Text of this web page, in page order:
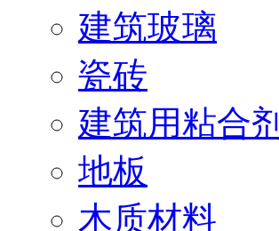
建筑玻璃
瓷砖
建筑用粘合剂
地板
木质材料